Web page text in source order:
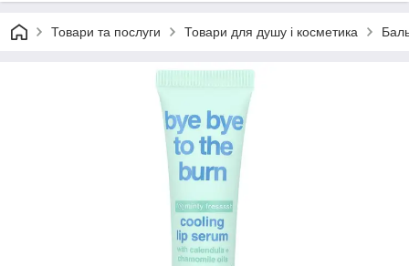
Товари та послуги Товари для душу і косметика